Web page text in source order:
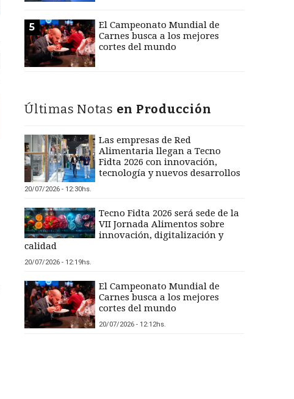
5
El Campeonato Mundial de
Carnes busca a los mejores
cortes del mundo
Últimas Notas en Producción
Las empresas de Red
Alimentaria llegan a Tecno
Fidta 2026 con innovación,
tecnología y nuevos desarrollos
20/07/2026 - 12:30hs.
Tecno Fidta 2026 será sede de la
VII Jornada Alimentos sobre
innovación, digitalización y
calidad
20/07/2026 - 12:19hs.
El Campeonato Mundial de
Carnes busca a los mejores
cortes del mundo
20/07/2026 - 12:12hs.